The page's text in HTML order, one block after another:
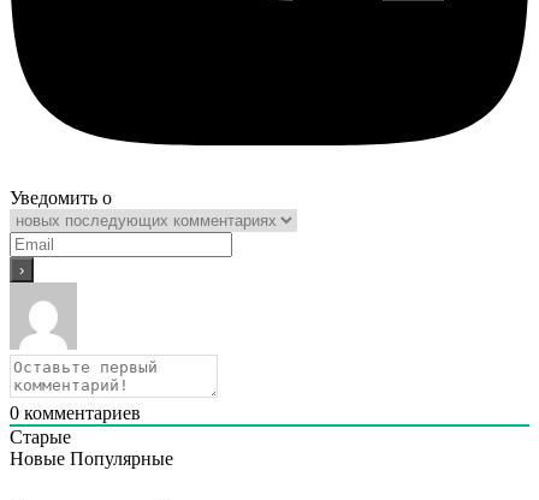
Уведомить о
0 комментариев
Старые
Новые Популярные